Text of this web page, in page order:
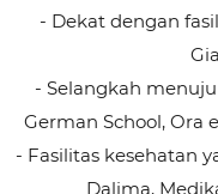
- Dekat dengan
- Selangkah
German School, Ora
- Fasilitas kesehatan
Dalima,